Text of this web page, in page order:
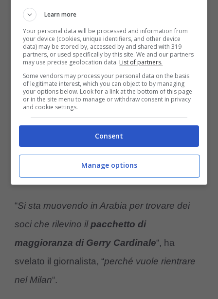
così da poter avere la liquidità necessaria
per procedere all’acquisto della società.
Secondo quanto rierisce Fabio Santini
calciomercato.it, infatti,Paolo Maldini vuole
comprare la quota di maggioranza del
Milan.“Vuole carta bianca su tutto, vuole
essere lui l’unico reggente
Santini parlando diMaldini come possibile
presidente del Milan.
“Si sta muovendo in Arabia per trovare dei
soci che rilevino ilpacchetto di
maggioranza di Gerry Cardinale“, ha
svelato il giornalista, “perché vuole rientrare
nel Milan“.
Learn more
Your personal data will be processed and information from
your device (cookies, unique identifiers, and other device
data) may be stored by, accessed by and shared with 319
partners, or used specifically by this site. We and our partners
may use precise geolocation data. List of partners.
Some vendors may process your personal data on the basis
of legitimate interest, which you can object to by managing
your options below. Look for a link at the bottom of this page
or in the site menu to manage or withdraw consent in privacy
and cookie settings.
Consent
Manage options